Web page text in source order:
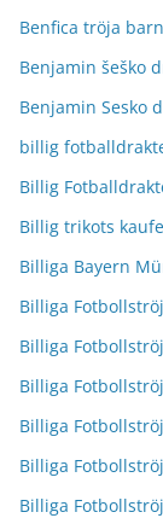
Benfica tröja barn
Benjamin šeško
Benjamin Sesko
billig
Billig
Billig trikots
Billiga Bayern
Billiga
Billiga
Billiga
Billiga
Billiga
Billiga